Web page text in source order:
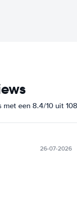
met een 8.4/10 uit
26-07-2026